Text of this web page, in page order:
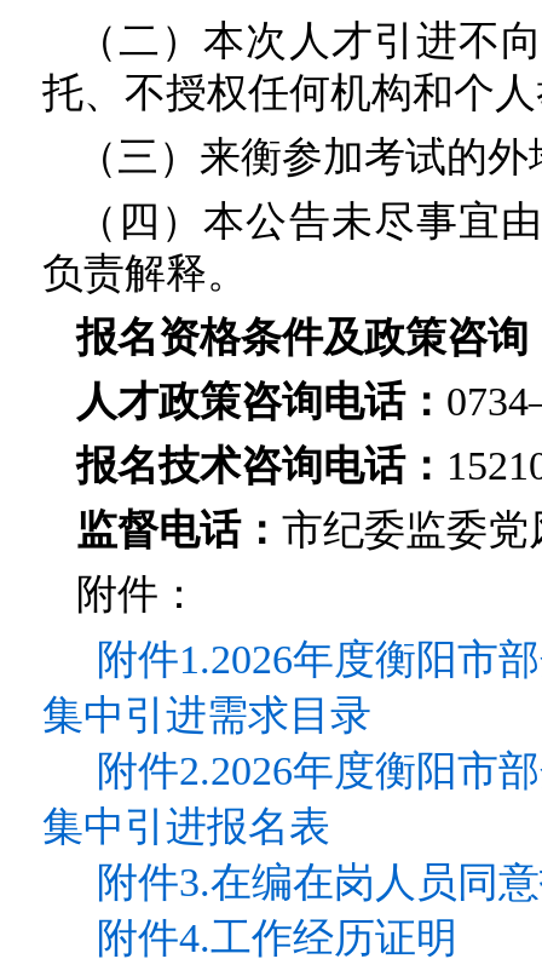
（二）本次人才引进不
托、不授权任何机构和个
（三）来衡参加考试的
（四）本公告未尽事宜
负责解释。
报名资格条件及政策咨询
人才政策咨询电话：
报名技术咨询电话：
监督电话： 市纪委监委党
附件：
附件1.2026年度衡阳市
集中引进需求目录
附件2.2026年度衡阳市
集中引进报名表
附件3.在编在岗人员同
附件4.工作经历证明